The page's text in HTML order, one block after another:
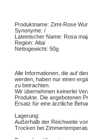
Produktname: Zimt-Rose
Synonyme: /
Lateinischer Name: Rosa
Region: Altai
Nettogewicht: 50g
Alle Informationen, die auf
werden, haben nur einen
zu betrachten.
Wir übernehmen keinerlei
Produkte. Die angebotenen
Ersatz für eine ärztliche
Lagerung:
Außerhalb der Reichweite
Trocken bei